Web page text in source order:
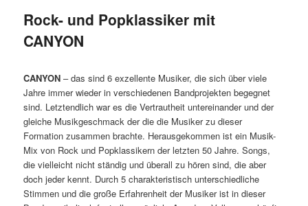
Rock- und Popklassiker mit
CANYON
CANYON – das sind 6 exzellente Musiker, die sich über viele
Jahre immer wieder in verschiedenen Bandprojekten begegnet
sind. Letztendlich war es die Vertrautheit untereinander und der
gleiche Musikgeschmack der die die Musiker zu dieser
Formation zusammen brachte. Herausgekommen ist ein Musik-
Mix von Rock und Popklassikern der letzten 50 Jahre. Songs,
die vielleicht nicht ständig und überall zu hören sind, die aber
doch jeder kennt. Durch 5 charakteristisch unterschiedliche
Stimmen und die große Erfahrenheit der Musiker ist in dieser